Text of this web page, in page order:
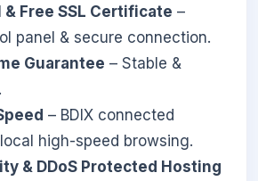
& Free SSL Certificate –
panel & secure connection.
Guarantee – Stable &
– BDIX connected
high-speed browsing.
& DDoS Protected Hosting